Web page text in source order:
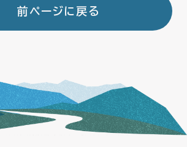
前ページに戻る